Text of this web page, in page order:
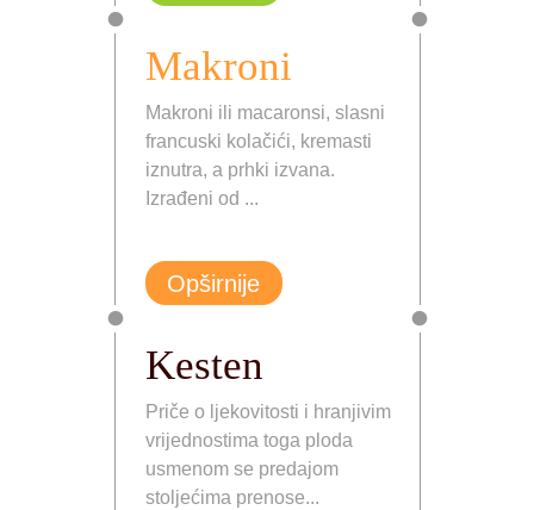
Makroni
Makroni ili macaronsi, slasni
francuski kolačići, kremasti
iznutra, a prhki izvana.
Izrađeni od ...
Opširnije
Kesten
Priče o ljekovitosti i hranjivim
vrijednostima toga ploda
usmenom se predajom
stoljećima prenose...